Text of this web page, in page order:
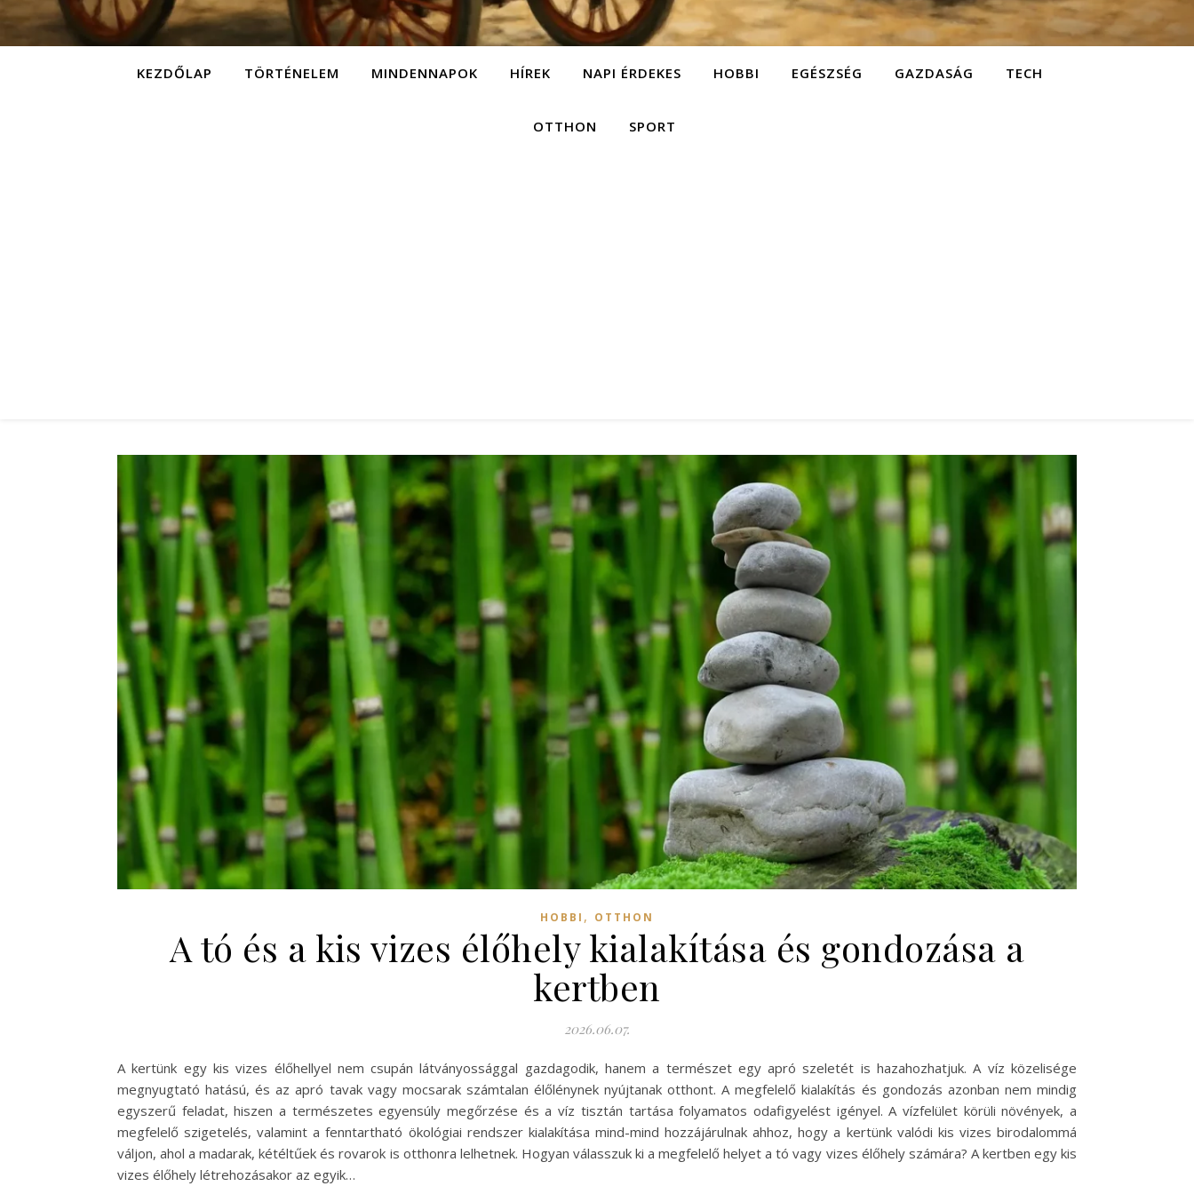
KEZDŐLAP TÖRTÉNELEM MINDENNAPOK HÍREK NAPI ÉRDEKES HOBBI EGÉSZSÉG GAZDASÁG TECH
OTTHON SPORT
HOBBI , OTTHON
A tó és a kis vizes élőhely kialakítása és gondozása a
kertben
2026.06.07.
A kertünk egy kis vizes élőhellyel nem csupán látványossággal gazdagodik, hanem a természet egy apró szeletét is hazahozhatjuk. A víz közelisége
megnyugtató hatású, és az apró tavak vagy mocsarak számtalan élőlénynek nyújtanak otthont. A megfelelő kialakítás és gondozás azonban nem mindig
egyszerű feladat, hiszen a természetes egyensúly megőrzése és a víz tisztán tartása folyamatos odafigyelést igényel. A vízfelület körüli növények, a
megfelelő szigetelés, valamint a fenntartható ökológiai rendszer kialakítása mind-mind hozzájárulnak ahhoz, hogy a kertünk valódi kis vizes birodalommá
váljon, ahol a madarak, kétéltűek és rovarok is otthonra lelhetnek. Hogyan válasszuk ki a megfelelő helyet a tó vagy vizes élőhely számára? A kertben egy kis
vizes élőhely létrehozásakor az egyik…